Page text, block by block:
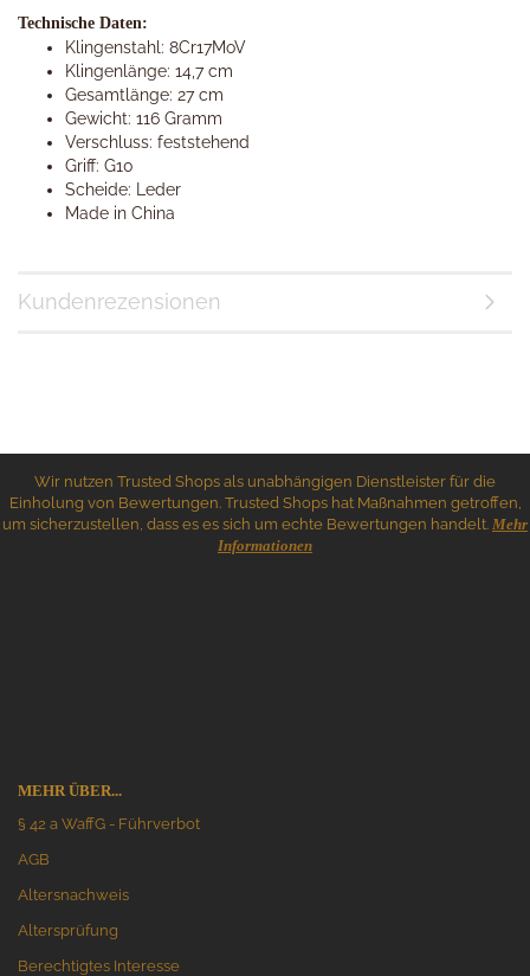
Technische Daten:
Klingenstahl: 8Cr17MoV
Klingenlänge: 14,7 cm
Gesamtlänge: 27 cm
Gewicht: 116 Gramm
Verschluss: feststehend
Griff: G10
Scheide: Leder
Made in China
Kundenrezensionen
Wir nutzen Trusted Shops als unabhängigen Dienstleister für die
Einholung von Bewertungen. Trusted Shops hat Maßnahmen getroffen,
um sicherzustellen, dass es es sich um echte Bewertungen handelt. Mehr
Informationen
MEHR ÜBER...
§ 42 a WaffG - Führverbot
AGB
Altersnachweis
Altersprüfung
Berechtigtes Interesse